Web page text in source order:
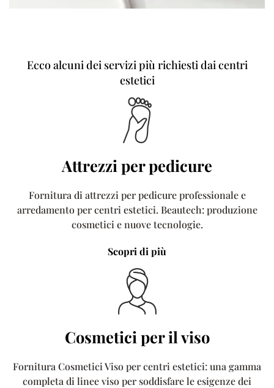
Ecco alcuni dei servizi più richiesti dai centri
estetici
Attrezzi per pedicure
Fornitura di attrezzi per pedicure professionale e
arredamento per centri estetici. Beautech: produzione
cosmetici e nuove tecnologie.
Scopri di più
Cosmetici per il viso
Fornitura Cosmetici Viso per centri estetici: una gamma
completa di linee viso per soddisfare le esigenze dei